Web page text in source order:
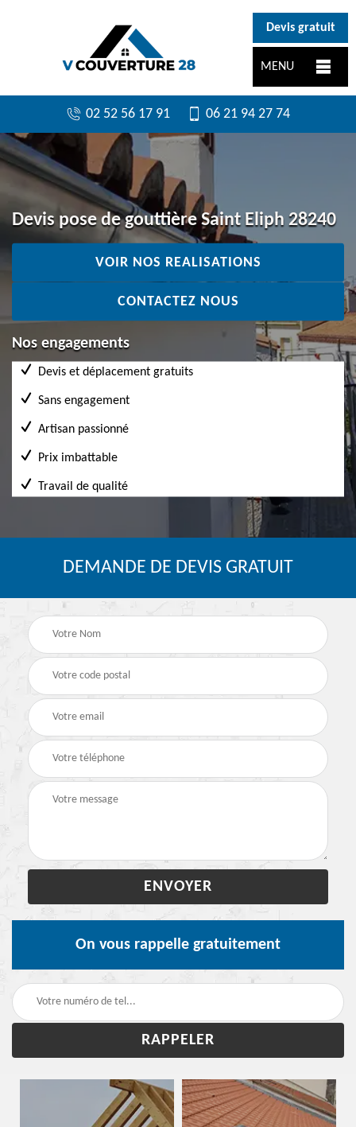
Devis gratuit
MENU
02 52 56 17 91 06 21 94 27 74
Devis pose de gouttière Saint Eliph 28240
VOIR NOS REALISATIONS
CONTACTEZ NOUS
Nos engagements
Devis et déplacement gratuits
Sans engagement
Artisan passionné
Prix imbattable
Travail de qualité
DEMANDE DE DEVIS GRATUIT
On vous rappelle gratuitement